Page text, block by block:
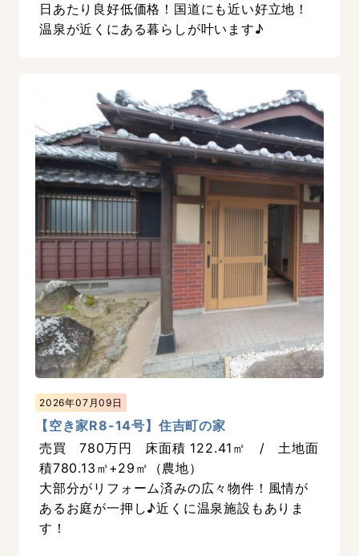
日あたり良好低価格！国道にも近い好立地！
温泉が近くにある暮らしが叶います♪
2026年07月09日
【空き家R8-14号】住吉町の家
売買 780万円 床面積 122.41㎡ / 土地面
積780.13㎡+29㎡（農地）
大部分がリフォーム済みの広々物件！風情が
あるお庭が一押し♪近くに温泉施設もありま
す！